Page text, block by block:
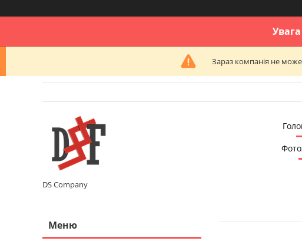
Зараз компанія не може
DS Company